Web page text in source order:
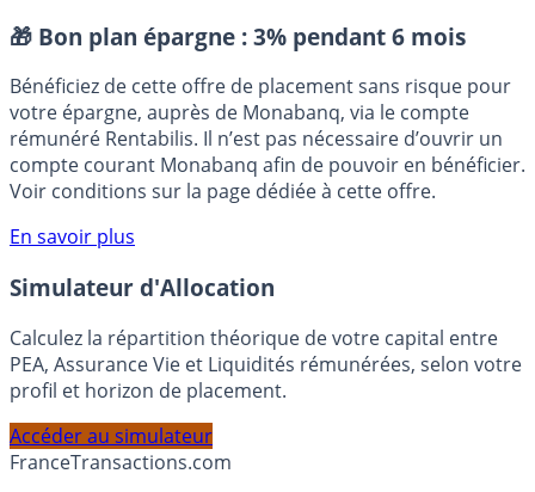
🎁 Bon plan épargne : 3% pendant 6 mois
Bénéficiez de cette offre de placement sans risque pour
votre épargne, auprès de Monabanq, via le compte
rémunéré Rentabilis. Il n’est pas nécessaire d’ouvrir un
compte courant Monabanq afin de pouvoir en bénéficier.
Voir conditions sur la page dédiée à cette offre.
En savoir plus
Simulateur d'Allocation
Calculez la répartition théorique de votre capital entre
PEA, Assurance Vie et Liquidités rémunérées, selon votre
profil et horizon de placement.
Accéder au simulateur
FranceTransactions.com